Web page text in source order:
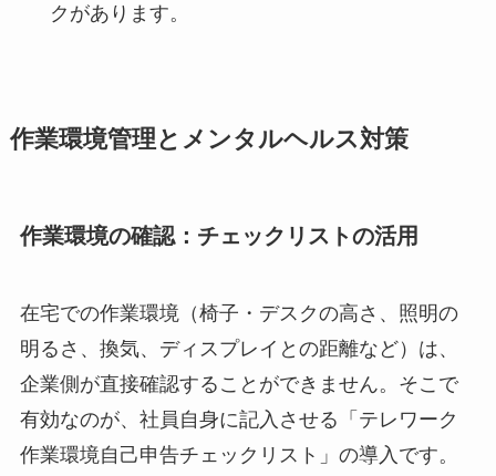
クがあります。
作業環境管理とメンタルヘルス対策
作業環境の確認：チェックリストの活用
在宅での作業環境（椅子・デスクの高さ、照明の
明るさ、換気、ディスプレイとの距離など）は、
企業側が直接確認することができません。そこで
有効なのが、社員自身に記入させる「テレワーク
作業環境自己申告チェックリスト」の導入です。